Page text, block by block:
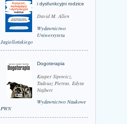
i dysfunkcyjni rodzice
David M. Allen
Wydawnictwo
Uniwersytetu
Jagiellońskiego
Dogoterapia
Kasper Sipowicz,
Tadeusz Pietras, Edyta
Najbert
Wydawnictwo Naukowe
PWN